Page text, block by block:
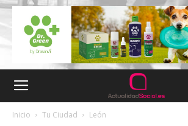
Inicio Tu Ciudad León